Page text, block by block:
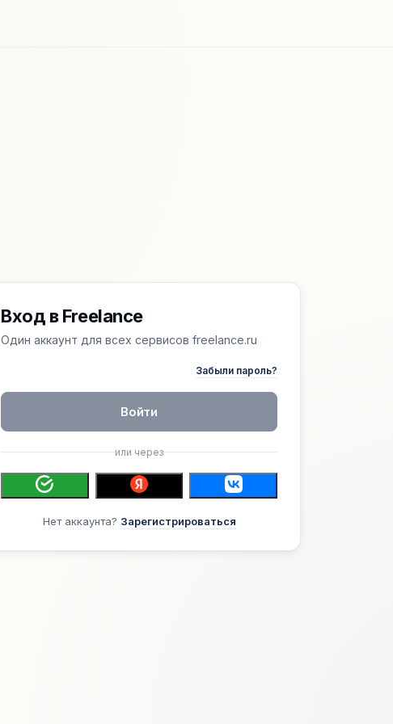
Вход в Freelance
Один аккаунт для всех сервисов freelance.ru
Забыли пароль?
Войти
или через
Нет аккаунта? Зарегистрироваться